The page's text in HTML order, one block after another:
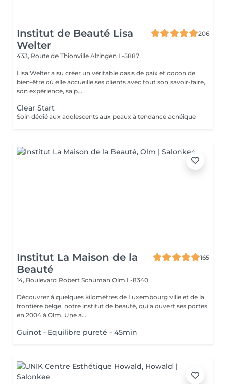
Institut de Beauté Lisa
Welter
206
433, Route de Thionville Alzingen L-5887
Lisa Welter a su créer un véritable oasis de paix et cocon de
bien-être où elle accueille ses clients avec tout son savoir-faire,
son expérience, sa p...
Clear Start
Soin dédié aux adolescents aux peaux à tendance acnéique
Institut La Maison de la
Beauté
165
14, Boulevard Robert Schuman Olm L-8340
Découvrez à quelques kilomètres de Luxembourg ville et de la
frontière belge, notre institut de beauté, qui a ouvert ses portes
en 2004 à Olm. Une a...
Guinot - Equilibre pureté - 45min